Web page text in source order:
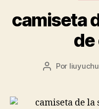
camiseta
de
Autor
entrada
Por liuyuchu